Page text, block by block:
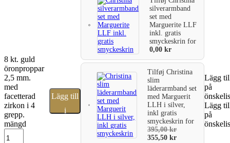
8 kt. guld
öronproppar
2,5 mm.
med
facetterad
zirkon i 4
grepp.
mängd
Lägg till
i
silverarmband
set med
Marguerite LLF
inkl. gratis
smyckeskrinfor
0,00kr
TilføjChristina
slim
läderarmband set
med Marguerit
LLH i silver,
inkl gratis
smyckeskrinfor
395,00kr
355,50kr
Lägg
på
Lägg
på